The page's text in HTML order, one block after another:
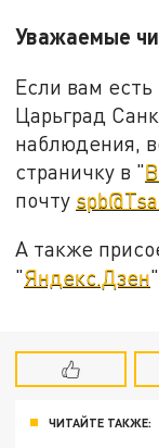
Уважаемые
Если вам
Царьград
наблюдения,
страничку в "
почту
А также
"Яндекс.Дзен
ЧИТАЙТЕ ТАКЖЕ: